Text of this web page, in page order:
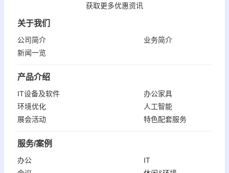
获取更多优惠资讯
关于我们
公司简介
业务简介
新闻一览
产品介绍
IT设备及软件
办公家具
环境优化
人工智能
展会活动
特色配套服务
服务/案例
办公
IT